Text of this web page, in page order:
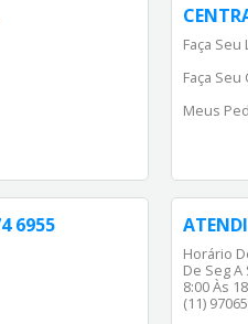
Faça Seu
Faça Seu
Meus
6955
Horário
De Seg
8:00 Às
(11)